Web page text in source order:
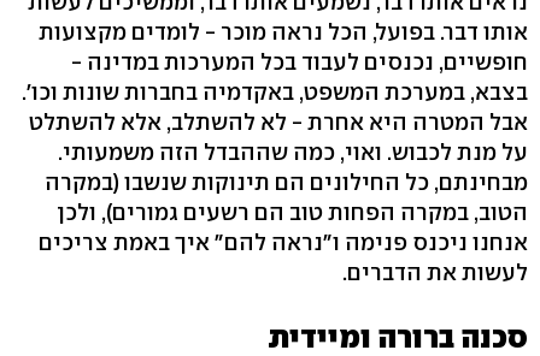
אותו דבר. בפועל, הכל נראה מוכר - לומדים מקצועות
חופשיים, נכנסים לעבוד בכל המערכות במדינה -
בצבא, במערכת המשפט, באקדמיה בחברות שונות וכו'.
אבל המטרה היא אחרת - לא להשתלב, אלא להשתלט
על מנת לכבוש. ואוי, כמה שההבדל הזה משמעותי.
מבחינתם, כל החילונים הם תינוקות שנשבו (במקרה
הטוב, במקרה הפחות טוב הם רשעים גמורים), ולכן
אנחנו ניכנס פנימה ו"נראה להם" איך באמת צריכים
לעשות את הדברים.
סכנה ברורה ומיידית